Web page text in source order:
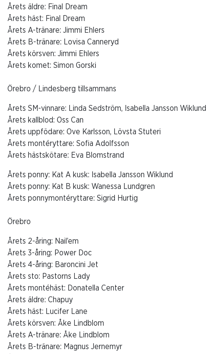
Årets äldre: Final Dream
Årets häst: Final Dream
Årets A-tränare: Jimmi Ehlers
Årets B-tränare: Lovisa Canneryd
Årets körsven: Jimmi Ehlers
Årets komet: Simon Gorski
Örebro / Lindesberg tillsammans
Årets SM-vinnare: Linda Sedström, Isabella Jansson Wiklund
Årets kallblod: Oss Can
Årets uppfödare: Ove Karlsson, Lövsta Stuteri
Årets montéryttare: Sofia Adolfsson
Årets hästskötare: Eva Blomstrand
Årets ponny: Kat A kusk: Isabella Jansson Wiklund
Årets ponny: Kat B kusk: Wanessa Lundgren
Årets ponnymontéryttare: Sigrid Hurtig
Örebro
Årets 2-åring: Nail’em
Årets 3-åring: Power Doc
Årets 4-åring: Baroncini Jet
Årets sto: Pastorns Lady
Årets montéhäst: Donatella Center
Årets äldre: Chapuy
Årets häst: Lucifer Lane
Årets körsven: Åke Lindblom
Årets A-tränare: Åke Lindblom
Årets B-tränare: Magnus Jernemyr